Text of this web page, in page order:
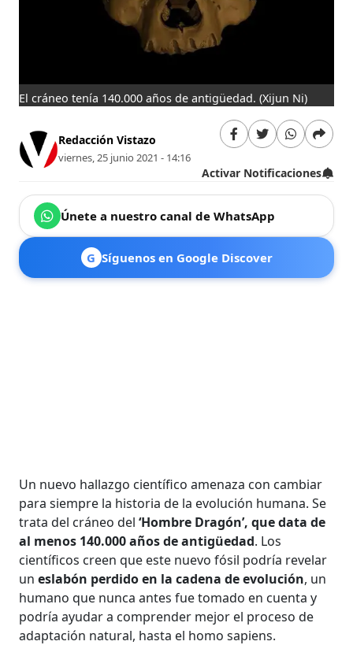
El cráneo tenía 140.000 años de antigüedad. (Xijun Ni)
Redacción Vistazo
viernes, 25 junio 2021 - 14:16
Activar Notificaciones
Únete a nuestro canal de WhatsApp
G Síguenos en Google Discover
Un nuevo hallazgo científico amenaza con cambiar
para siempre la historia de la evolución humana. Se
trata del cráneo del‘Hombre Dragón’, que data de
al menos 140.000 años de antigüedad. Los
científicos creen que este nuevo fósil podría revelar
uneslabón perdido en la cadena de evolución, un
humano que nunca antes fue tomado en cuenta y
podría ayudar a comprender mejor el proceso de
adaptación natural, hasta el homo sapiens.